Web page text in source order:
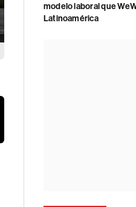
modelo laboral que
Latinoamérica